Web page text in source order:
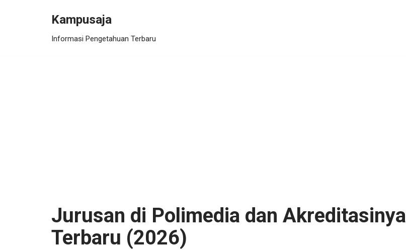
Kampusaja
Informasi Pengetahuan Terbaru
Jurusan di Polimedia dan Akreditasinya
Terbaru (2026)